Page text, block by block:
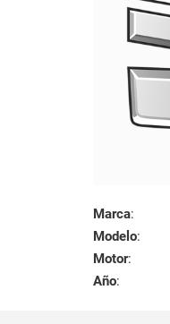
Marca:
Modelo:
Motor:
Año: